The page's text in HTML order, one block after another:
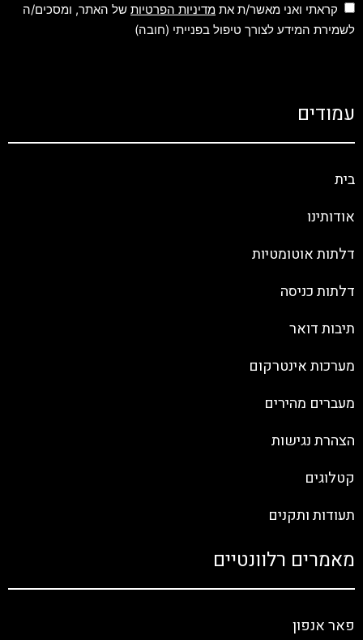
קראתי ואני מאשר/ת את מדיניות הפרטיות של האתר, ומסכים/ה
לשמירת המידע לצורך טיפול בפנייתי (חובה)
עמודים
בית
אודותינו
דלתות אוטומטיות
דלתות כניסה
תיבות דואר
מערכות אינטרקום
מעברים מהירים
הצהרת נגישות
קטלוגים
תעודות ותקנים
מאמרים רלוונטיים
פאר אנפון